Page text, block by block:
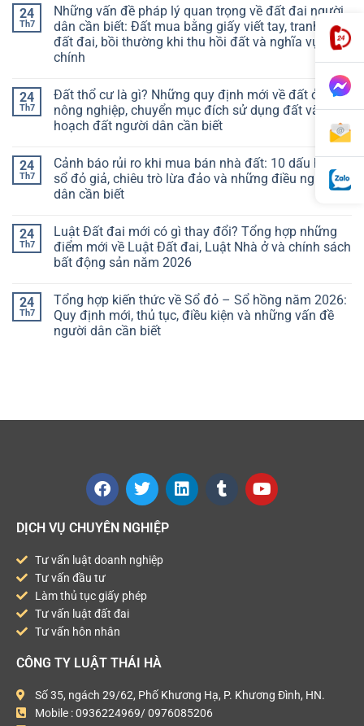
24
Th7
Những vấn đề pháp lý quan trọng về đất đai người
dân cần biết: Đất mua bằng giấy viết tay, tranh chấp
đất đai, bồi thường khi thu hồi đất và nghĩa vụ tài
chính
24
Th7
Đất thổ cư là gì? Những quy định mới về đất ở, đất
nông nghiệp, chuyển mục đích sử dụng đất và quy
hoạch đất người dân cần biết
24
Th7
Cảnh báo rủi ro khi mua bán nhà đất: 10 dấu hiệu
sổ đỏ giả, chiêu trò lừa đảo và những điều người
dân cần biết
24
Th7
Luật Đất đai mới có gì thay đổi? Tổng hợp những
điểm mới về Luật Đất đai, Luật Nhà ở và chính sách
bất động sản năm 2026
24
Th7
Tổng hợp kiến thức về Sổ đỏ – Sổ hồng năm 2026:
Quy định mới, thủ tục, điều kiện và những vấn đề
người dân cần biết
DỊCH VỤ CHUYÊN NGHIỆP
Tư vấn luật doanh nghiệp
Tư vấn đầu tư
Làm thủ tục giấy phép
Tư vấn luật đất đai
Tư vấn hôn nhân
CÔNG TY LUẬT THÁI HÀ
Số 35, ngách 29/62, Phố Khương Hạ, P. Khương Đình, HN.
Mobile : 0936224969/ 0976085206